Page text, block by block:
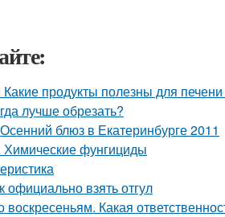
продукты полезны для печени
лучше обрезать?
блюз в Екатеринбурге 2011
фунгициды
взять отгул
воскресеньям. Какая